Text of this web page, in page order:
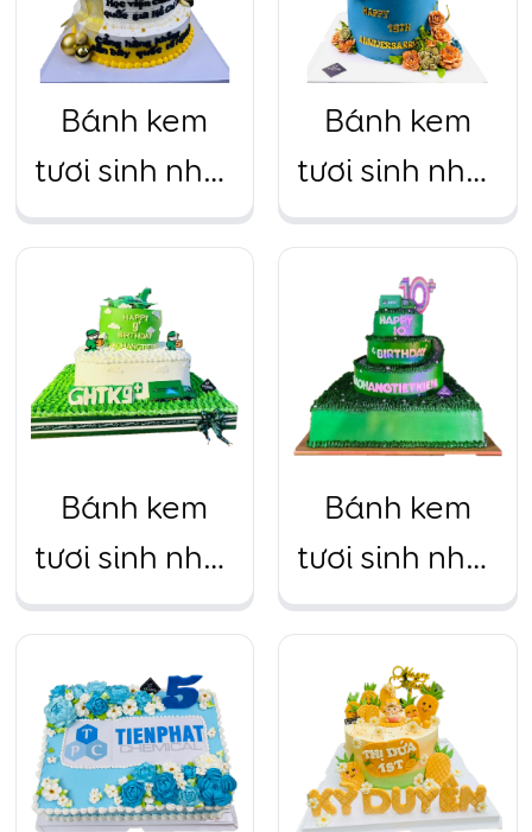
biển 3 tầng
tiết vàng 3
tầng
Bánh kem
tươi sinh nhật
công ty, sự
màu vàng 3
tầng
Bánh kem
tươi sinh nhật
công ty, sự
kiện siêu to
màu xanh
biển họa tiết
cam 3 tầng
Bánh kem
tươi sinh nhật
công ty, sự
xanh lá cây 2
tầng
Bánh kem
tươi sinh nhật
công ty, sự
kiện siêu to
xanh lá cây 3
tầng